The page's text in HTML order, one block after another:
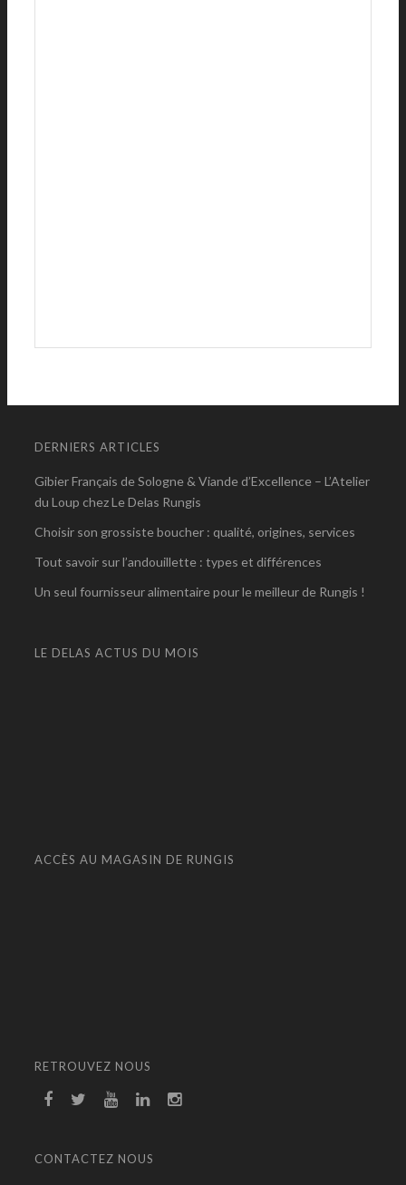
DERNIERS ARTICLES
Gibier Français de Sologne & Viande d’Excellence – L’Atelier
du Loup chez Le Delas Rungis
Choisir son grossiste boucher : qualité, origines, services
Tout savoir sur l’andouillette : types et différences
Un seul fournisseur alimentaire pour le meilleur de Rungis !
LE DELAS ACTUS DU MOIS
ACCÈS AU MAGASIN DE RUNGIS
RETROUVEZ NOUS
CONTACTEZ NOUS